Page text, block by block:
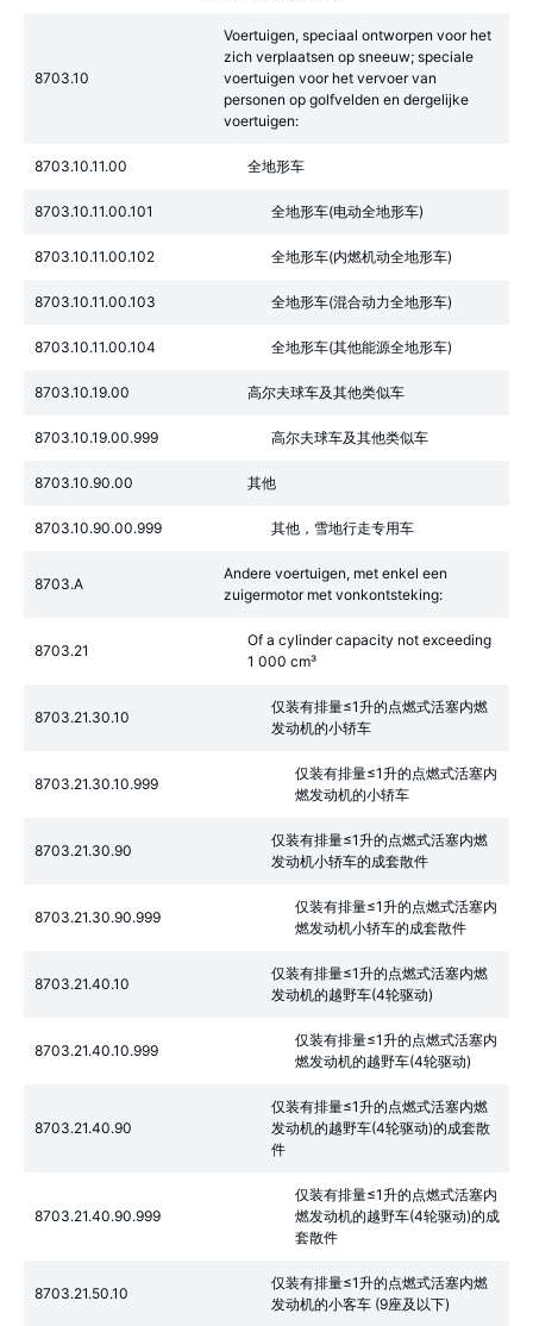
8703.10
Voertuigen, speciaal ontworpen voor het
zich verplaatsen op sneeuw; speciale
voertuigen voor het vervoer van
personen op golfvelden en dergelijke
voertuigen:
8703.10.11.00 全地形车
8703.10.11.00.101 全地形车(电动全地形车)
8703.10.11.00.102 全地形车(内燃机动全地形车)
8703.10.11.00.103 全地形车(混合动力全地形车)
8703.10.11.00.104 全地形车(其他能源全地形车)
8703.10.19.00 高尔夫球车及其他类似车
8703.10.19.00.999 高尔夫球车及其他类似车
8703.10.90.00 其他
8703.10.90.00.999 其他，雪地行走专用车
8703.A
Andere voertuigen, met enkel een
zuigermotor met vonkontsteking:
8703.21
Of a cylinder capacity not exceeding
1 000 cm³
8703.21.30.10
仅装有排量≤1升的点燃式活塞内燃
发动机的小轿车
8703.21.30.10.999
仅装有排量≤1升的点燃式活塞内
燃发动机的小轿车
8703.21.30.90
仅装有排量≤1升的点燃式活塞内燃
发动机小轿车的成套散件
8703.21.30.90.999
仅装有排量≤1升的点燃式活塞内
燃发动机小轿车的成套散件
8703.21.40.10
仅装有排量≤1升的点燃式活塞内燃
发动机的越野车(4轮驱动)
8703.21.40.10.999
仅装有排量≤1升的点燃式活塞内
燃发动机的越野车(4轮驱动)
8703.21.40.90
仅装有排量≤1升的点燃式活塞内燃
发动机的越野车(4轮驱动)的成套散
件
8703.21.40.90.999
仅装有排量≤1升的点燃式活塞内
燃发动机的越野车(4轮驱动)的成
套散件
8703.21.50.10
仅装有排量≤1升的点燃式活塞内燃
发动机的小客车 (9座及以下)